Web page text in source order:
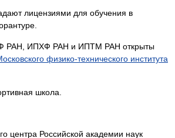
лицензиями для обучения в
РАН, ИПХФ РАН и ИПТМ РАН открыты
физико-технического института
школа.
центра Российской академии наук